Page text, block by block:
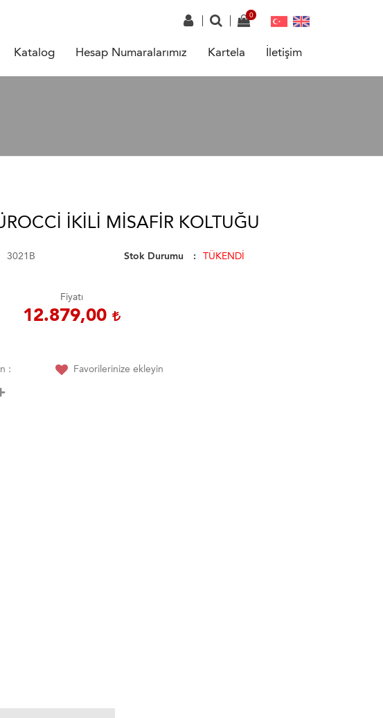
Katalog Hesap Numaralarımız Kartela İletişim
İKILI MISAFIR KOLTUĞU
3021B Stok Durumu TÜKENDİ
Fiyatı
12.879,00
:
Favorilerinize ekleyin